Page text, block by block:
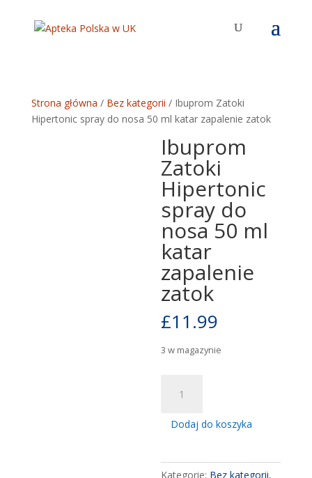
Strona główna / Bez kategorii / Ibuprom Zatoki
Hipertonic spray do nosa 50 ml katar zapalenie zatok
Ibuprom
Zatoki
Hipertonic
spray do
nosa 50 ml
katar
zapalenie
zatok
£11.99
3 w magazynie
Ibuprom
Hipertonic
do
Dodaj do koszyka
Kategorie: Bez kategorii,